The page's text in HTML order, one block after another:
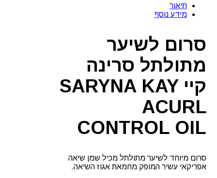
תיאור
מידע נוסף
סרום לשיער
מתולתל סרינה
קיי SARYNA KAY
ACURL
CONTROL OIL
סרום מיוחד לשיער מתולתל מכיל שמן שיאה
אפריקאי עשיר המופק מחמאת אגוז השיאה.